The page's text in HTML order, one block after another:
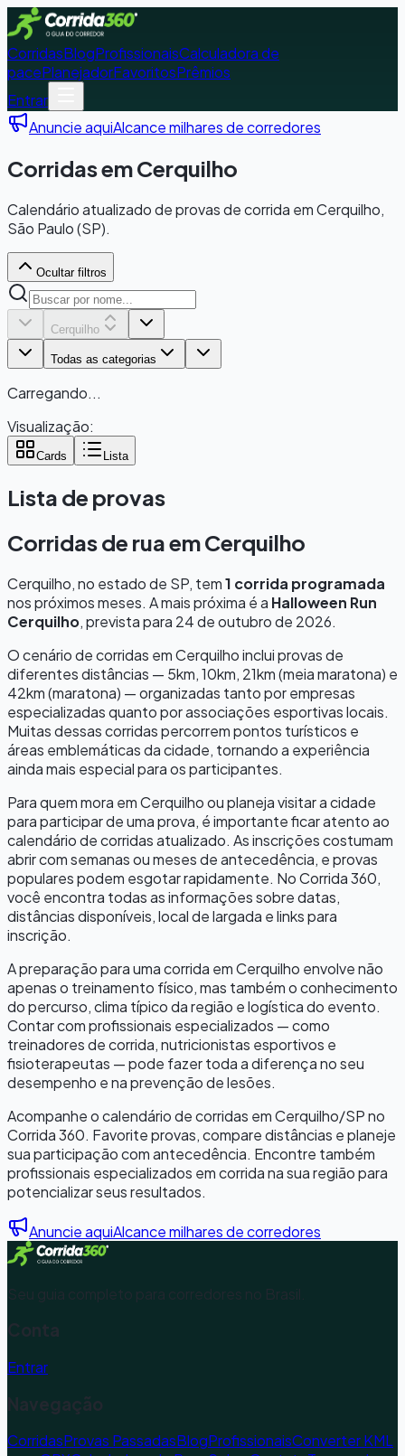
CorridasBlogProfissionaisCalculadora de
pacePlanejadorFavoritosPrêmios
Entrar
Anuncie aquiAlcance milhares de corredores
Corridas em Cerquilho
Calendário atualizado de provas de corrida em Cerquilho,
São Paulo (SP).
Ocultar filtros
Cerquilho
Todas as categorias
Carregando...
Visualização:
Cards Lista
Lista de provas
Corridas de rua emCerquilho
Cerquilho, no estado de SP, tem1 corrida programada
nos próximos meses. A mais próxima é a Halloween Run
Cerquilho, prevista para 24 de outubro de 2026.
O cenário de corridas emCerquilhoinclui provas de
diferentes distâncias — 5km, 10km, 21km (meia maratona) e
42km (maratona) — organizadas tanto por empresas
especializadas quanto por associações esportivas locais.
Muitas dessas corridas percorrem pontos turísticos e
áreas emblemáticas da cidade, tornando a experiência
ainda mais especial para os participantes.
Para quem mora emCerquilhoou planeja visitar a cidade
para participar de uma prova, é importante ficar atento ao
calendário de corridas atualizado. As inscrições costumam
abrir com semanas ou meses de antecedência, e provas
populares podem esgotar rapidamente. No Corrida 360,
você encontra todas as informações sobre datas,
distâncias disponíveis, local de largada e links para
inscrição.
A preparação para uma corrida emCerquilho envolve não
apenas o treinamento físico, mas também o conhecimento
do percurso, clima típico da região e logística do evento.
Contar com profissionais especializados — como
treinadores de corrida, nutricionistas esportivos e
fisioterapeutas — pode fazer toda a diferença no seu
desempenho e na prevenção de lesões.
Acompanhe o calendário de corridas emCerquilho/SPno
Corrida 360. Favorite provas, compare distâncias e planeje
sua participação com antecedência. Encontre também
profissionais especializados em corrida na sua região para
potencializar seus resultados.
Anuncie aquiAlcance milhares de corredores
Seu guia completo para corredores no Brasil.
Conta
Entrar
Navegação
CorridasProvas PassadasBlogProfissionaisConverter KML